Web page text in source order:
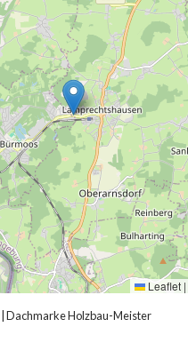
Leaflet |
Dachmarke Holzbau-Meister